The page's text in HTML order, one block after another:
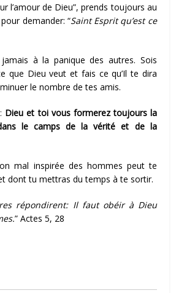
l’amour de Dieu”, prends toujours au
demander: “Saint Esprit qu’est ce
à la panique des autres. Sois
que Dieu veut et fais ce qu’Il te dira
le nombre de tes amis.
Dieu et toi vous formerez toujours la
le camps de la vérité et de la
mal inspirée des hommes peut te
dont tu mettras du temps à te sortir.
répondirent: Il faut obéir à Dieu
” Actes 5, 28